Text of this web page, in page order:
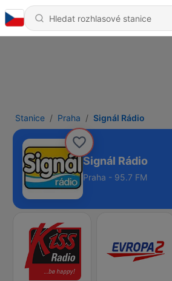
Stanice Praha Signál Rádio
Signál Rádio
Praha - 95.7 FM